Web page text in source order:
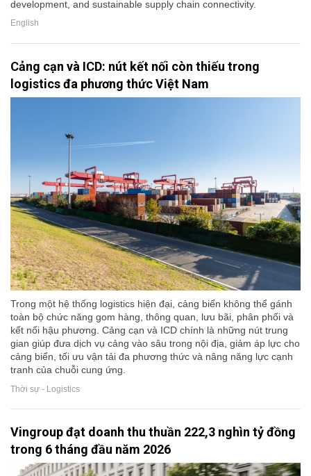
development, and sustainable supply chain connectivity.
English
Cảng cạn và ICD: nút kết nối còn thiếu trong
logistics đa phương thức Việt Nam
Trong một hệ thống logistics hiện đại, cảng biển không thể gánh
toàn bộ chức năng gom hàng, thông quan, lưu bãi, phân phối và
kết nối hậu phương. Cảng cạn và ICD chính là những nút trung
gian giúp đưa dịch vụ cảng vào sâu trong nội địa, giảm áp lực cho
cảng biển, tối ưu vận tải đa phương thức và nâng năng lực cạnh
tranh của chuỗi cung ứng.
Thời sự - Logistics
Vingroup đạt doanh thu thuần 222,3 nghìn tỷ đồng
trong 6 tháng đầu năm 2026